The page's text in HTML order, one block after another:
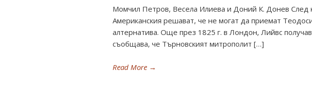
Момчил Петров, Весела Илиева и Доний К. Донев След
Американския решават, че не могат да приемат
алтернатива. Още през 1825 г. в Лондон, Лийвс
съобщава, че Търновският митрополит […]
Read More →